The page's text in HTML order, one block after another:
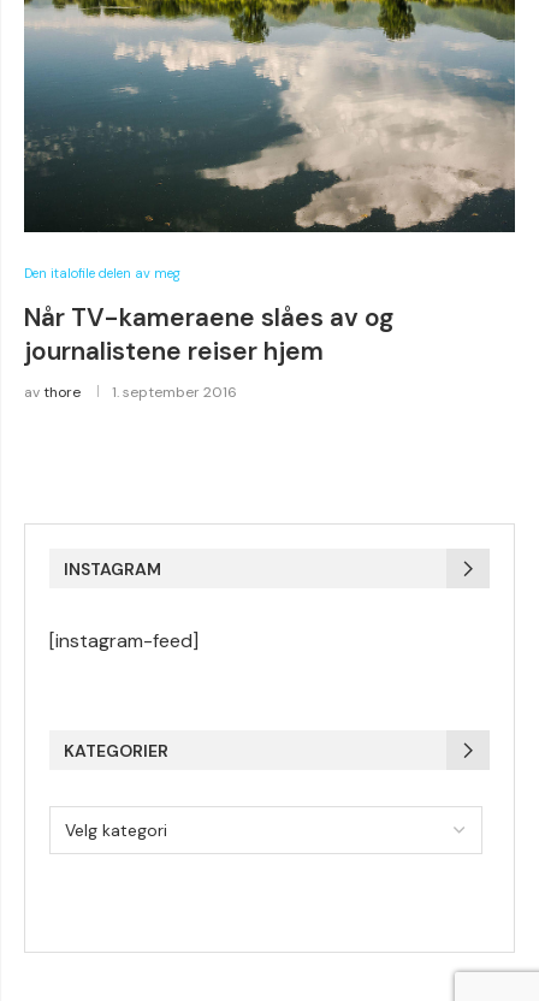
Den italofile delen av meg
Når TV-kameraene slåes av og
journalistene reiser hjem
avthore 1. september 2016
INSTAGRAM
[instagram-feed]
KATEGORIER